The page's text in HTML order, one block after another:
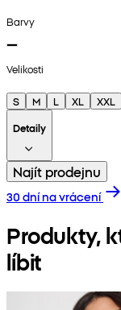
Barvy
Velikosti
S M L XL
XXL
Detaily
Najít prodejnu
30 dní na vrácení
Produkty,
líbit